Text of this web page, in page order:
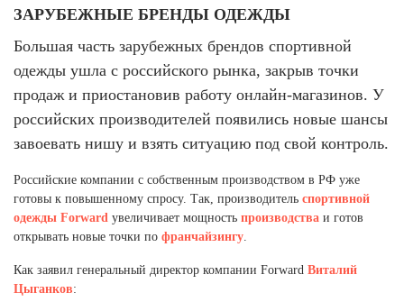
Свердловская область (5)
Северная Осетия (2)
Ставропольский край (5)
Томская область (1)
Тульская область (1)
Тюменская область (3)
Хакасия (1)
Ханты-Мансийский автономный округ (3)
Челябинская область (2)
Ямало-Ненецкий автономный округ (1)
Ярославская область (1)
ЗАРУБЕЖНЫЕ БРЕНДЫ ОДЕЖДЫ
Большая часть зарубежных брендов спортивной
одежды ушла с российского рынка, закрыв точки
продаж и приостановив работу онлайн-магазинов. У
российских производителей появились новые шансы
завоевать нишу и взять ситуацию под свой контроль.
Российские компании с собственным производством в РФ уже
готовы к повышенному спросу. Так, производитель спортивной
одежды Forward увеличивает мощность производства и готов
открывать новые точки по франчайзингу.
Как заявил генеральный директор компании Forward Виталий
Цыганков: